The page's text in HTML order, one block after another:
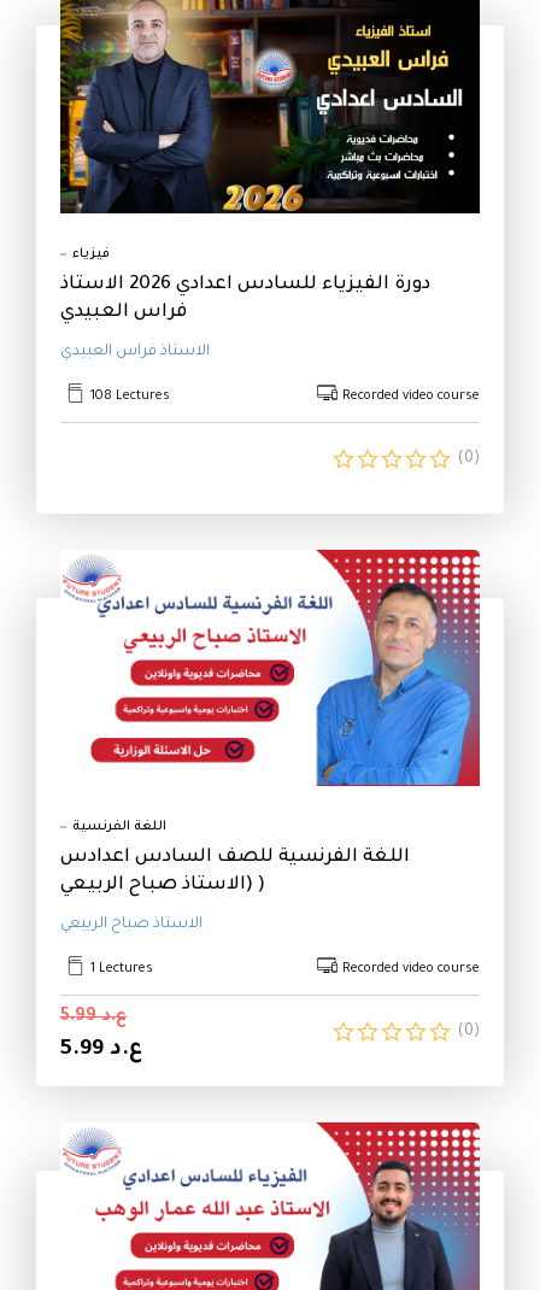
فيزياء
دورة الفيزياء للسادس اعدادي 2026 الاستاذ
فراس العبيدي
الاستاذ فراس العبيدي
108 Lectures Recorded video course
(0)
اللغة الفرنسية
اللغة الفرنسية للصف السادس اعدادس
(الاستاذ صباح الربيعي )
الاستاذ صباح الربيعي
1 Lectures Recorded video course
ع.د 5.99
ع.د 5.99
(0)